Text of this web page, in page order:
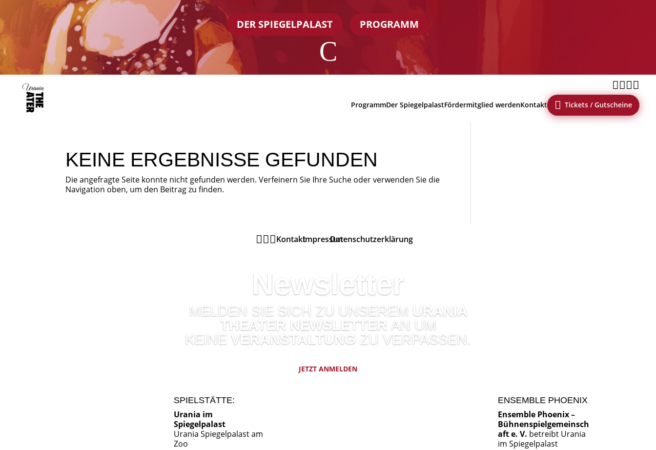
DER SPIEGELPALAST PROGRAMM
C

ProgrammDer SpiegelpalastFördermitglied werdenKontakt  Tickets / Gutscheine
KEINE ERGEBNISSE GEFUNDEN
Die angefragte Seite konnte nicht gefunden werden. Verfeinern Sie Ihre Suche oder verwenden Sie die
Navigation oben, um den Beitrag zu finden.
KontaktImpressumDatenschutzerklärung
Newsletter
MELDEN SIE SICH ZU UNSEREM URANIA
THEATER NEWSLETTER AN UM
KEINE VERANSTALTUNG ZU VERPASSEN.
JETZT ANMELDEN
SPIELSTÄTTE:
Urania im
Spiegelpalast
Urania Spiegelpalast am
Zoo
ENSEMBLE PHOENIX
Ensemble Phoenix –
Bühnenspielgemeinsch
aft e. V. betreibt Urania
im Spiegelpalast